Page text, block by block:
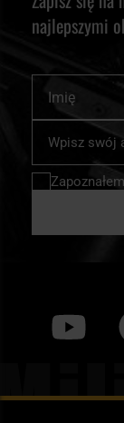
najlepszymi
nasz
newsletter: